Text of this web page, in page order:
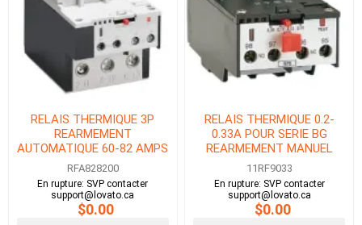
RELAIS THERMIQUE 3P
REARMEMENT
AUTOMATIQUE 60-82 AMPS
POUR BF40-BF80
RFA828200
En rupture: SVP contacter
support@lovato.ca
$0.00
RELAIS THERMIQUE 0.2-
0.33A POUR SERIE BG
REARMEMENT MANUEL
11RF9033
En rupture: SVP contacter
support@lovato.ca
$0.00